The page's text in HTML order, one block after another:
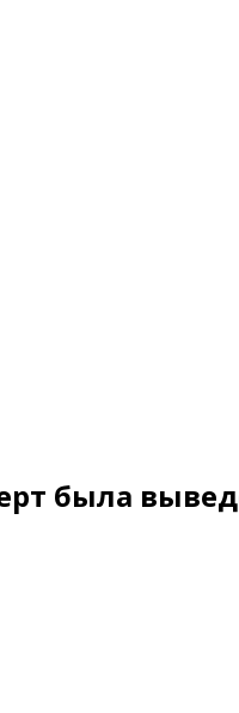
была